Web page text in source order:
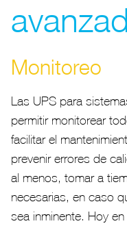
Monitoreo
Las UPS para
permitir monitorear
facilitar el
prevenir errores de
al menos, tomar a
necesarias, en caso
sea inminente. Hoy